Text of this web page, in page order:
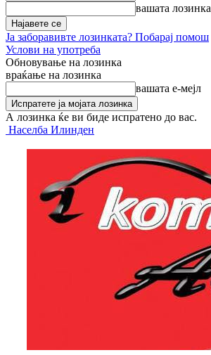
вашата лозинка
Ја заборавивте лозинката? Побарај помош
Услови на употреба
Обновување на лозинка
враќање на лозинка
вашата е-мејл
А лозинка ќе ви биде испратено до вас.
Населба Илинден